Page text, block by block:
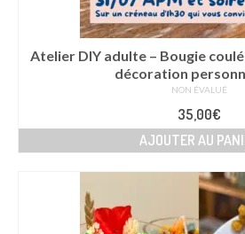
Atelier DIY adulte – Bougie
décoration
NON ÉVALUÉ
35,00€
AJOUTER AU